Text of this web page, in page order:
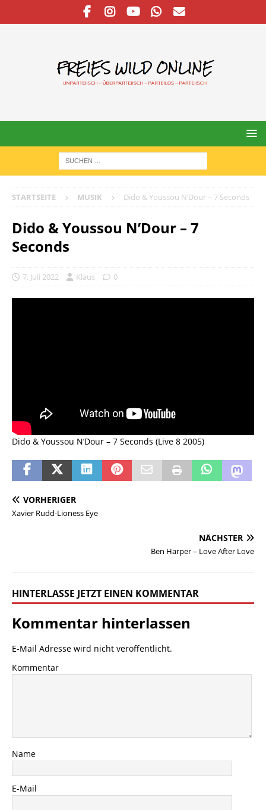
STARTSEITE MUSIK Dido & Youssou N’Dour – 7 Seconds
Dido & Youssou N’Dour – 7
Seconds
7. Juli 2022 Klaus 0
Dido & Youssou N’Dour – 7 Seconds (Live 8 2005)
VORHERIGER
Xavier Rudd-Lioness Eye
NÄCHSTER
Ben Harper – Love After Love
HINTERLASSE JETZT EINEN KOMMENTAR
Kommentar hinterlassen
E-Mail Adresse wird nicht veröffentlicht.
Kommentar
Name
E-Mail